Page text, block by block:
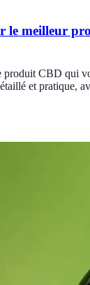
le meilleur
produit CBD qui
et pratique,